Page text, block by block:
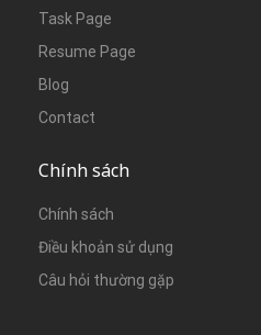
Task Page
Resume Page
Blog
Contact
Chính sách
Chính sách
Điều khoản sử dụng
Câu hỏi thường gặp